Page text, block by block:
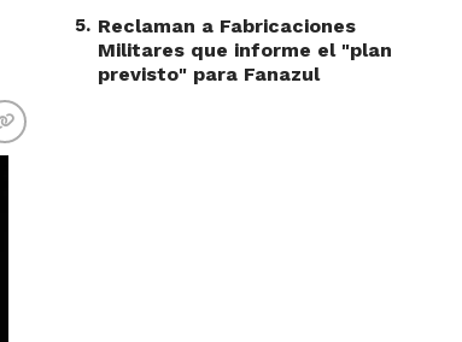
5. Reclaman a Fabricaciones
Militares que informe el "plan
previsto" para Fanazul